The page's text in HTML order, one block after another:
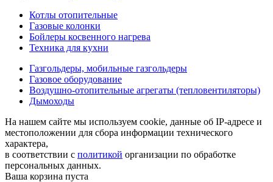
Котлы отопительные
Газовые колонки
Бойлеры косвенного нагрева
Техника для кухни
Газгольдеры, мобильные газгольдеры
Газовое оборудование
Воздушно-отопительные агрегаты (тепловентиляторы)
Дымоходы
На нашем сайте мы используем cookie, данные об IP-адресе и
местоположении для сбора информации технического
характера,
в соответствии с политикой организации по обработке
персональных данных.
Ваша корзина пуста